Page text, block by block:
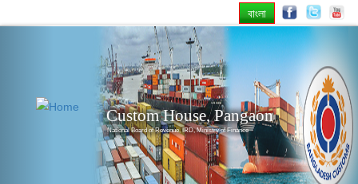
বাংলা
Custom House, Pangaon
National Board of Revenue, IRD, Ministry of Finance